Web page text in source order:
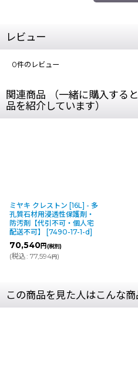
レビュー
0件のレビュー
関連商品 （一緒に購入する
品を紹介しています）
ミヤキ クレストン [16L] - 多
孔質石材用浸透性保護剤・
防汚剤【代引不可・個人宅
配送不可】
[7490-17-1-d]
70,540円(税別)
(税込: 77,594円)
この商品を見た人はこんな